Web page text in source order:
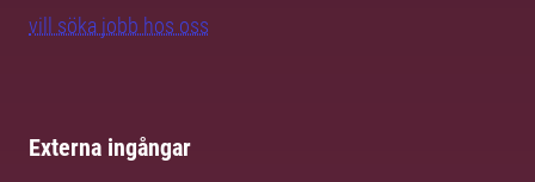
vill söka jobb hos oss
Externa ingångar